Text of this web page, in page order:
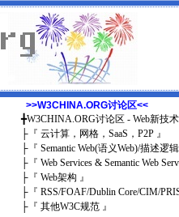
>>W3CHINA.ORG讨论区<<
╋W3CHINA.ORG讨论区 - Web新技
├ 『 云计算，网格，SaaS，P2P 』
├ 『 Semantic Web(语义Web)/描述逻
├ 『 Web Services & Semantic Web
├ 『 Web架构 』
├ 『 RSS/FOAF/Dublin Core/CIM/
├ 『 其他W3C规范 』